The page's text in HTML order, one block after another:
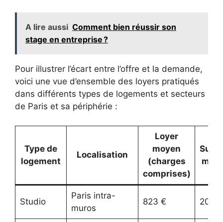
A lire aussi Comment bien réussir son
stage en entreprise ?
Pour illustrer l’écart entre l’offre et la demande,
voici une vue d’ensemble des loyers pratiqués
dans différents types de logements et secteurs
de Paris et sa périphérie :
Type de
logement
Localisation
Loyer
moyen
(charges
comprises)
Studio
Paris intra-
muros
823 € 20 m²